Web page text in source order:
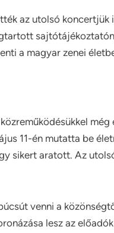
az utolsó
a magyar zenei
még
11-én mutatta be
sikert aratott. Az
venni a
lesz az